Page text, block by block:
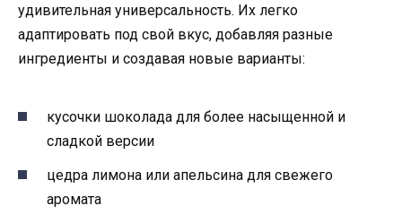
удивительная универсальность. Их легко
адаптировать под свой вкус, добавляя разные
ингредиенты и создавая новые варианты:
кусочки шоколада для более насыщенной и
сладкой версии
цедра лимона или апельсина для свежего
аромата